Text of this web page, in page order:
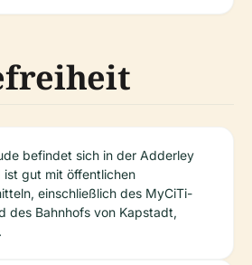
befindet sich in der Adderley
ist gut mit öffentlichen
einschließlich des MyCiTi-
des Bahnhofs von Kapstadt,